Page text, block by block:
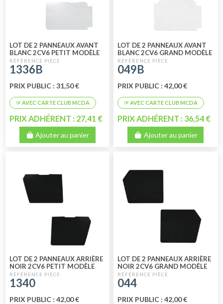
LOT DE 2 PANNEAUX AVANT
BLANC 2CV6 PETIT MODÈLE
1336B
PRIX PUBLIC : 31,50 €
PRIX ADHÉRENT : 27,41 €
Ajouter au panier
LOT DE 2 PANNEAUX AVANT
BLANC 2CV6 GRAND MODÈLE
049B
PRIX PUBLIC : 42,00 €
PRIX ADHÉRENT : 36,54 €
Ajouter au panier
LOT DE 2 PANNEAUX ARRIÈRE
NOIR 2CV6 PETIT MODÈLE
1340
PRIX PUBLIC : 42,00 €
LOT DE 2 PANNEAUX ARRIÈRE
NOIR 2CV6 GRAND MODÈLE
044
PRIX PUBLIC : 42,00 €